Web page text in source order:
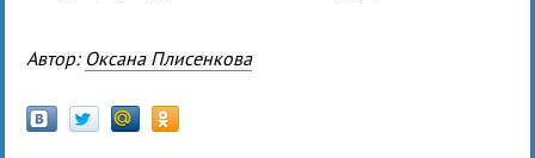
Автор: Оксана Плисенкова